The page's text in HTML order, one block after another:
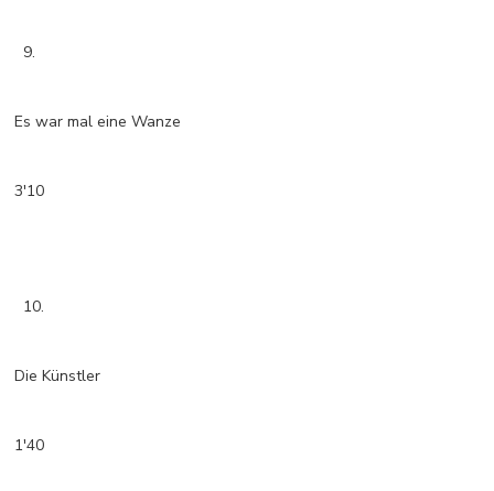
9.
Es war mal eine Wanze
3'10
10.
Die Künstler
1'40